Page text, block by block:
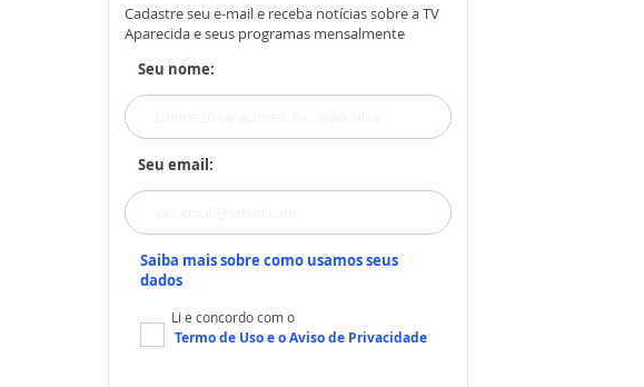
Cadastre seu e-mail e receba notícias sobre a TV
Aparecida e seus programas mensalmente
Seu nome:
Seu email:
Saiba mais sobre como usamos seus
dados
Li e concordo com o
Termo de Usoe oAviso de Privacidade